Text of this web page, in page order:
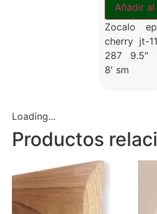
Añadir
Zocalo
cherry jt-
287 9.5″
8′ sm
Loading...
Productos